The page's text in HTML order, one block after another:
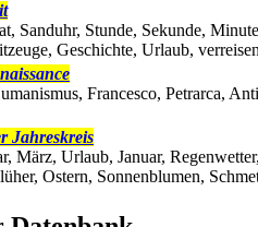
Sanduhr, Stunde, Sekunde,
Geschichte, Urlaub,
Francesco, Petrarca,
Jahreskreis
März, Urlaub, Januar,
Ostern, Sonnenblumen,